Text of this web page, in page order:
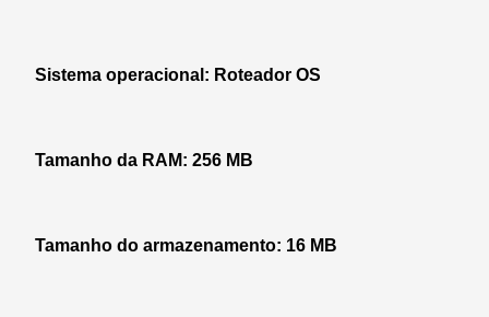
Sistema operacional: Roteador OS
Tamanho da RAM: 256 MB
Tamanho do armazenamento: 16 MB